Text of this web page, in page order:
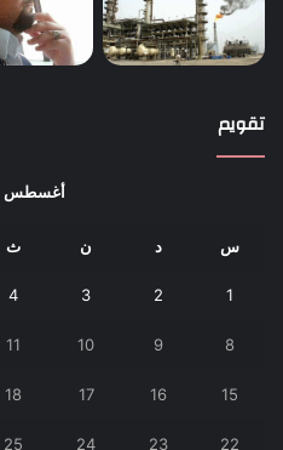
تقويم
أغسطس 2026
س د ن ث
1
2
3
4
8
9
10
11
15
16
17
18
22
23
24
25